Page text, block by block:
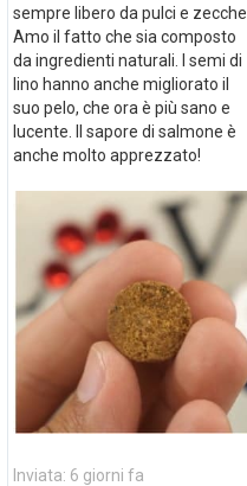
sempre libero da pulci e zecche.
Amo il fatto che sia composto
da ingredienti naturali. I semi di
lino hanno anche migliorato il
suo pelo, che ora è più sano e
lucente. Il sapore di salmone è
anche molto apprezzato!
Inviata: 6 giorni fa